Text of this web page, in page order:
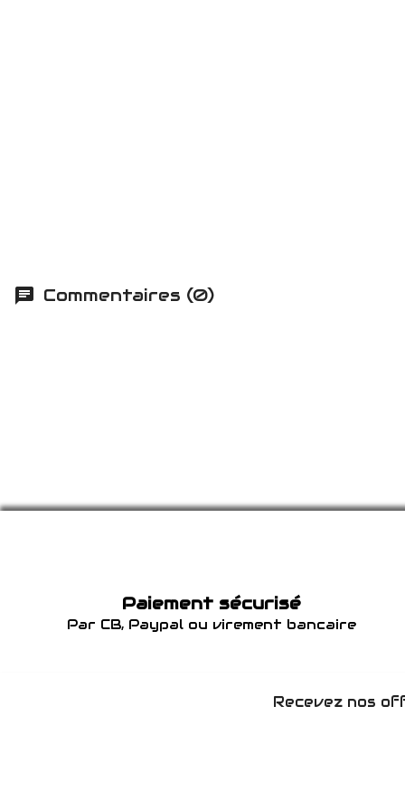
Commentaires (0)
Paiement sécurisé
Par CB, Paypal ou virement bancaire
Recevez nos